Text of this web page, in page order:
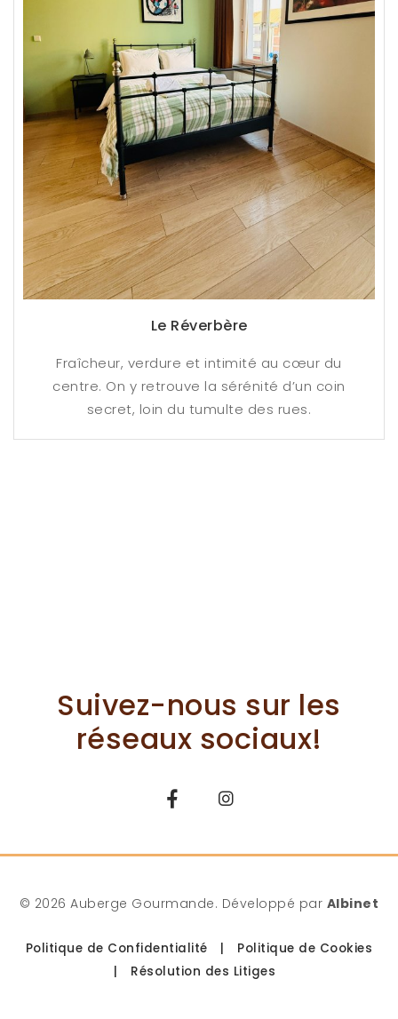
Le Réverbère
Fraîcheur, verdure et intimité au cœur du
centre. On y retrouve la sérénité d’un coin
secret, loin du tumulte des rues.
Suivez-nous sur les
réseaux sociaux!
© 2026 Auberge Gourmande. Développé par Albinet
Politique de Confidentialité |
Politique de Cookies
|
Résolution des Litiges